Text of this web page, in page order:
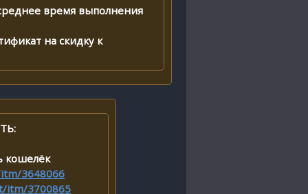
время выполнения
на скидку к
кошелёк
3648066
itm/3700865